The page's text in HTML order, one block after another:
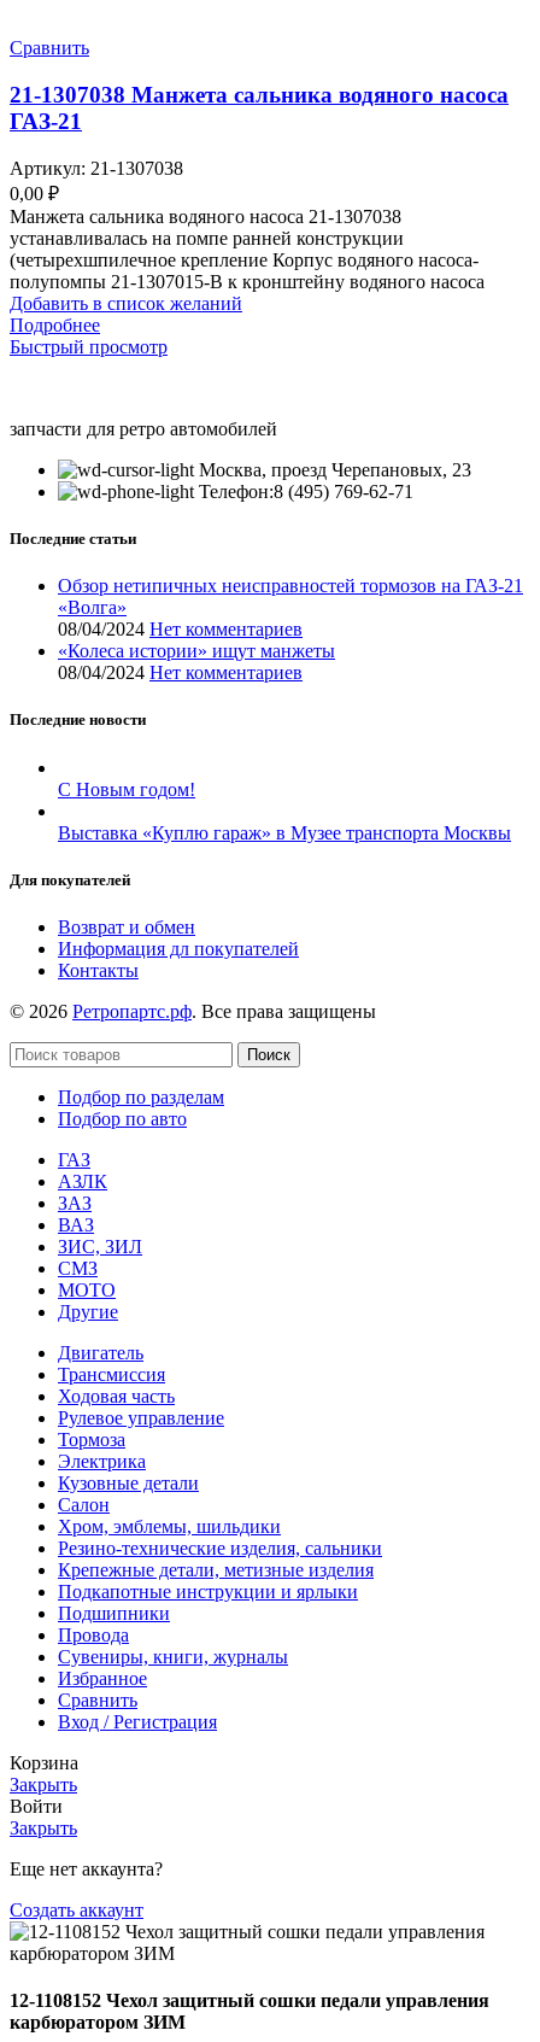
Сравнить
21-1307038 Манжета сальника водяного насоса
ГАЗ-21
Артикул: 21-1307038
0,00 ₽
Манжета сальника водяного насоса 21-1307038
устанавливалась на помпе ранней конструкции
(четырехшпилечное крепление Корпус водяного насоса-
полупомпы 21-1307015-В к кронштейну водяного насоса
Добавить в список желаний
Подробнее
Быстрый просмотр
запчасти для ретро автомобилей
Москва, проезд Черепановых, 23
Телефон:8 (495) 769-62-71
Последние статьи
Обзор нетипичных неисправностей тормозов на ГАЗ-21
«Волга»
08/04/2024 Нет комментариев
«Колеса истории» ищут манжеты
08/04/2024 Нет комментариев
Последние новости
С Новым годом!
Выставка «Куплю гараж» в Музее транспорта Москвы
Для покупателей
Возврат и обмен
Информация дл покупателей
Контакты
© 2026 Ретропартс.рф. Все права защищены
Поиск
Подбор по разделам
Подбор по авто
ГАЗ
АЗЛК
ЗАЗ
ВАЗ
ЗИС, ЗИЛ
СМЗ
МОТО
Другие
Двигатель
Трансмиссия
Ходовая часть
Рулевое управление
Тормоза
Электрика
Кузовные детали
Салон
Хром, эмблемы, шильдики
Резино-технические изделия, сальники
Крепежные детали, метизные изделия
Подкапотные инструкции и ярлыки
Подшипники
Провода
Сувениры, книги, журналы
Избранное
Сравнить
Вход / Регистрация
Корзина
Закрыть
Войти
Закрыть
Еще нет аккаунта?
Создать аккаунт
12-1108152 Чехол защитный сошки педали управления
карбюратором ЗИМ